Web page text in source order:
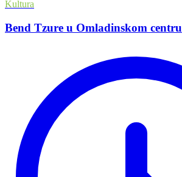
Kultura
Bend Tzure u Omladinskom centru